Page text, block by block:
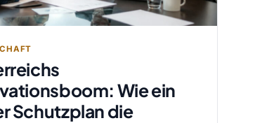
Wie ein
Schutzplan die